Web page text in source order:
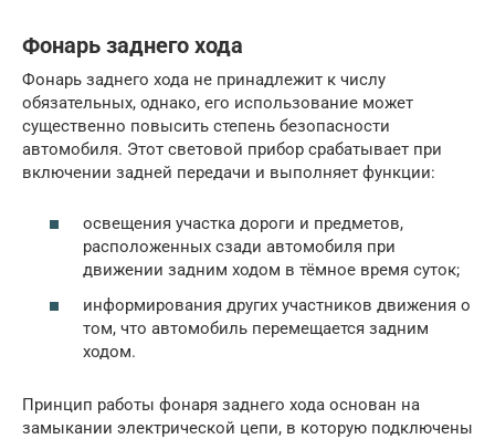
Фонарь заднего хода
Фонарь заднего хода не принадлежит к числу
обязательных, однако, его использование может
существенно повысить степень безопасности
автомобиля. Этот световой прибор срабатывает при
включении задней передачи и выполняет функции:
освещения участка дороги и предметов,
расположенных сзади автомобиля при
движении задним ходом в тёмное время суток;
информирования других участников движения о
том, что автомобиль перемещается задним
ходом.
Принцип работы фонаря заднего хода основан на
замыкании электрической цепи, в которую подключены